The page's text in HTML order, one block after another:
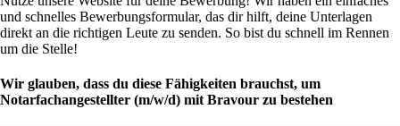
und schnelles Bewerbungsformular, das dir hilft, deine Unterlagen
direkt an die richtigen Leute zu senden. So bist du schnell im Rennen
um die Stelle!
Wir glauben, dass du diese Fähigkeiten brauchst, um
Notarfachangestellter (m/w/d) mit Bravour zu bestehen